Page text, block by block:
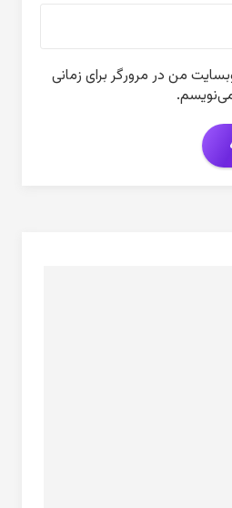
من در مرورگر برای زمانی